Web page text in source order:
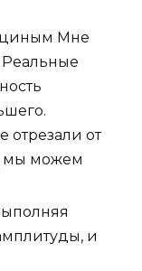
Мне
Реальные
отрезали от
мы можем
и